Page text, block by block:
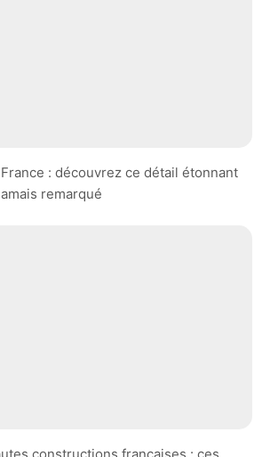
: découvrez ce détail étonnant
remarqué